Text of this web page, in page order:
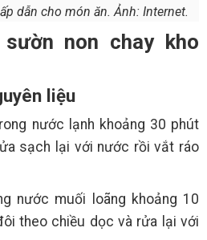
dẫn cho món ăn. Ảnh: Internet.
non chay kho
liệu
nước lạnh khoảng 30 phút
sạch lại với nước rồi vắt ráo
nước muối loãng khoảng 10
theo chiều dọc và rửa lại với